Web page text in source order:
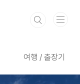
여행 / 출장기